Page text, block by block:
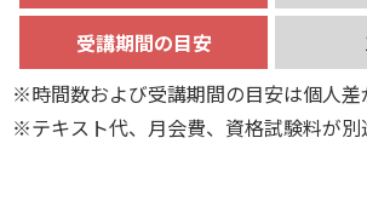
受講期間の目安
※時間数および受講期間の目安は個人差
※テキスト代、月会費、資格試験料が別